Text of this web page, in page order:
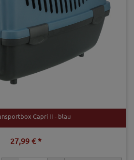
Capri II - blau
27,99 € *